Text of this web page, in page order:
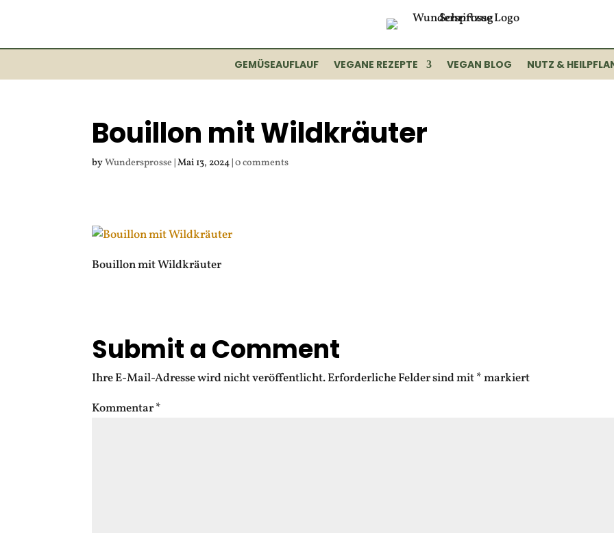
GEMÜSEAUFLAUF VEGANE REZEPTE VEGAN BLOG NUTZ &
Bouillon mit Wildkräuter
byWundersprosse |Mai 13, 2024|0 comments
Bouillon mit Wildkräuter
Submit a Comment
Ihre E-Mail-Adresse wird nicht veröffentlicht.Erforderliche Felder sind mit*markiert
Kommentar*